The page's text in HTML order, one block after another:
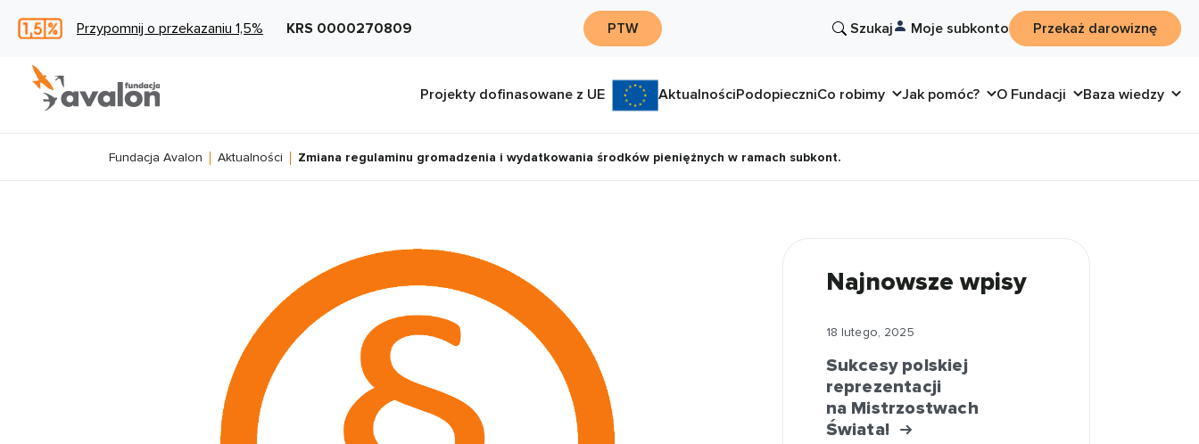
Przypomnij o przekazaniu 1,5% KRS 0000270809 PTW Szukaj Moje subkonto Przekaż darowiznę
Projekty dofinasowane z UE AktualnościPodopieczniCo robimy Jak pomóc? O Fundacji Baza wiedzy
Fundacja Avalon Aktualności Zmiana regulaminu gromadzenia i wydatkowania środków pieniężnych w ramach subkont.
Najnowsze wpisy
18 lutego, 2025
Sukcesy polskiej
reprezentacji
na Mistrzostwach
Świata!